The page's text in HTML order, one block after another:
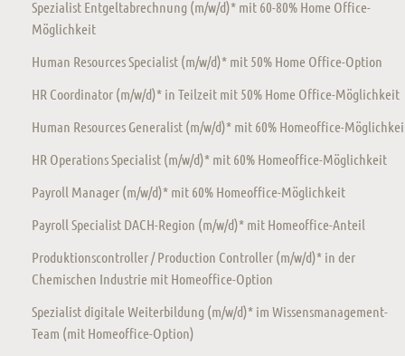
Spezialist Entgeltabrechnung (m/w/d)* mit 60-80% Home Office-
Möglichkeit
Human Resources Specialist (m/w/d)* mit 50% Home Office-Option
HR Coordinator (m/w/d)* in Teilzeit mit 50% Home Office-Möglichkeit
Human Resources Generalist (m/w/d)* mit 60% Homeoffice-
HR Operations Specialist (m/w/d)* mit 60% Homeoffice-Möglichkeit
Payroll Manager (m/w/d)* mit 60% Homeoffice-Möglichkeit
Payroll Specialist DACH-Region (m/w/d)* mit Homeoffice-Anteil
Produktionscontroller / Production Controller (m/w/d)* in der
Chemischen Industrie mit Homeoffice-Option
Spezialist digitale Weiterbildung (m/w/d)* im Wissensmanagement-
Team (mit Homeoffice-Option)